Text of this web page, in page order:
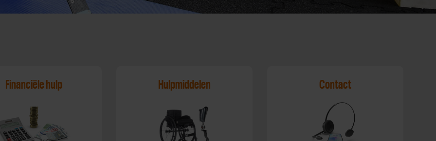
Financiële hulp Hulpmiddelen Contact